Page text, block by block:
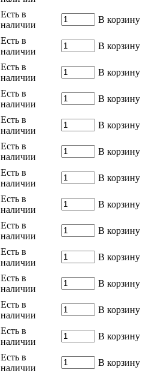
Есть в
наличии
В корзину
Есть в
наличии
В корзину
Есть в
наличии
В корзину
Есть в
наличии
В корзину
Есть в
наличии
В корзину
Есть в
наличии
В корзину
Есть в
наличии
В корзину
Есть в
наличии
В корзину
Есть в
наличии
В корзину
Есть в
наличии
В корзину
Есть в
наличии
В корзину
Есть в
наличии
В корзину
Есть в
наличии
В корзину
Есть в
наличии
В корзину